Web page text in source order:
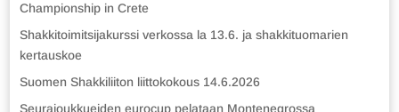
Championship in Crete
Shakkitoimitsijakurssi verkossa la 13.6. ja shakkituomarien
kertauskoe
Suomen Shakkiliiton liittokokous 14.6.2026
Seurajoukkueiden eurocup pelataan Montenegrossa